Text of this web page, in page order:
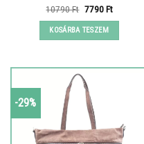
10790Ft Original
was:
10790 Ft.
7790FtCurrent
KOSÁRBA TESZEM
-29%